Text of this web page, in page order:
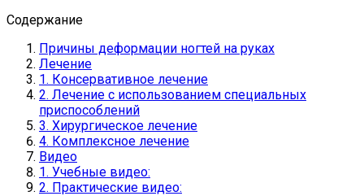
Содержание
Причины деформации ногтей на руках
Лечение
1. Консервативное лечение
2. Лечение с использованием специальных
приспособлений
3. Хирургическое лечение
4. Комплексное лечение
Видео
1. Учебные видео:
2. Практические видео: